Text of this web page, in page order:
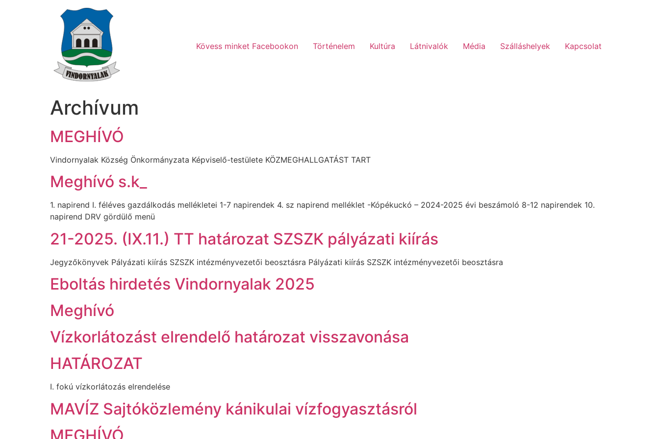
Kövess minket Facebookon
Történelem Kultúra Látnivalók Média Szálláshelyek Kapcsolat
Archívum
MEGHÍVÓ
Vindornyalak Község Önkormányzata Képviselő-testülete KÖZMEGHALLGATÁST TART
Meghívó s.k_
1. napirend I. féléves gazdálkodás mellékletei 1-7 napirendek 4. sz napirend melléklet -Kópékuckó – 2024-2025 évi beszámoló 8-12 napirendek 10.
napirend DRV gördülő menü
21-2025. (IX.11.) TT határozat SZSZK pályázati kiírás
Jegyzőkönyvek Pályázati kiírás SZSZK intézményvezetői beosztásra Pályázati kiírás SZSZK intézményvezetői beosztásra
Eboltás hirdetés Vindornyalak 2025
Meghívó
Vízkorlátozást elrendelő határozat visszavonása
HATÁROZAT
I. fokú vízkorlátozás elrendelése
MAVÍZ Sajtóközlemény kánikulai vízfogyasztásról
MEGHÍVÓ